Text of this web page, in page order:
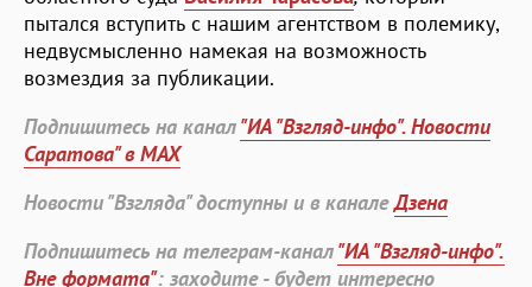
пытался вступить с нашим агентством в полемику,
недвусмысленно намекая на возможность
возмездия за публикации.
Подпишитесь на канал"ИА "Взгляд-инфо". Новости
Саратова" в MAX
Новости "Взгляда" доступны и в каналеДзена
Подпишитесь на телеграм-канал"ИА "Взгляд-инфо".
Вне формата": заходите - будет интересно